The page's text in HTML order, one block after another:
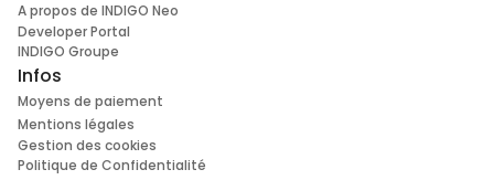
A propos de INDIGO Neo
Developer Portal
INDIGO Groupe
Infos
Moyens de paiement
Mentions légales
Gestion des cookies
Politique de Confidentialité